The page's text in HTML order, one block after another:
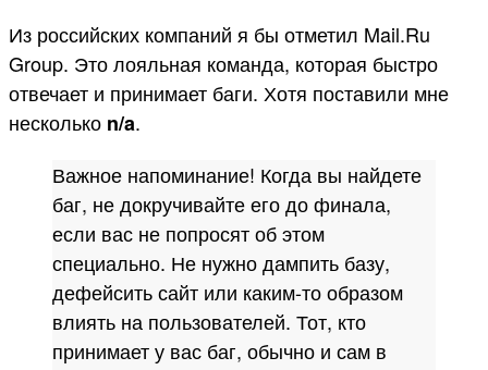
Из российских компаний я бы отметил Mail.Ru
Group. Это лояльная команда, которая быстро
отвечает и принимает баги. Хотя поставили мне
несколько n/a.
Важное напоминание! Когда вы найдете
баг, не докручивайте его до финала,
если вас не попросят об этом
специально. Не нужно дампить базу,
дефейсить сайт или каким-то образом
влиять на пользователей. Тот, кто
принимает у вас баг, обычно и сам в